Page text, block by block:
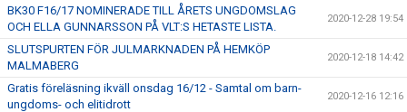
BK30 F16/17 NOMINERADE TILL ÅRETS UNGDOMSLAG
OCH ELLA GUNNARSSON PÅ VLT:S HETASTE LISTA.
2020-12-28 19:54
SLUTSPURTEN FÖR JULMARKNADEN PÅ HEMKÖP
MALMABERG
2020-12-18 14:42
Gratis föreläsning ikväll onsdag 16/12 - Samtal om barn-
ungdoms- och elitidrott
2020-12-16 12:16